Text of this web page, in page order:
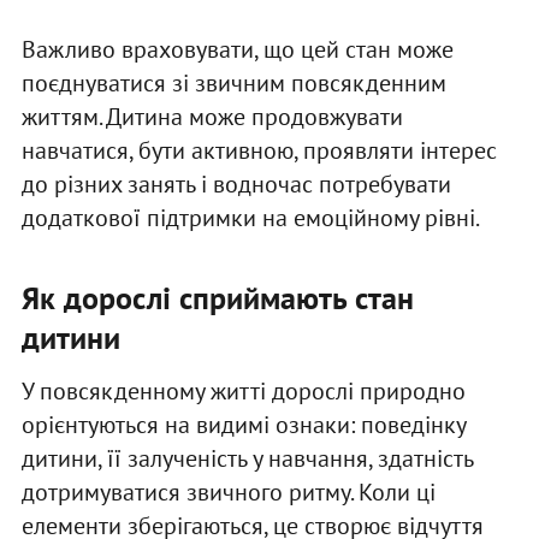
Важливо враховувати, що цей стан може
поєднуватися зі звичним повсякденним
життям. Дитина може продовжувати
навчатися, бути активною, проявляти інтерес
до різних занять і водночас потребувати
додаткової підтримки на емоційному рівні.
Як дорослі сприймають стан
дитини
У повсякденному житті дорослі природно
орієнтуються на видимі ознаки: поведінку
дитини, її залученість у навчання, здатність
дотримуватися звичного ритму. Коли ці
елементи зберігаються, це створює відчуття